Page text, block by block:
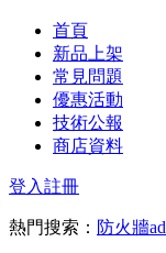
首頁
新品上架
常見問題
優惠活動
技術公報
商店資料
登入註冊
熱門搜索： 防火牆